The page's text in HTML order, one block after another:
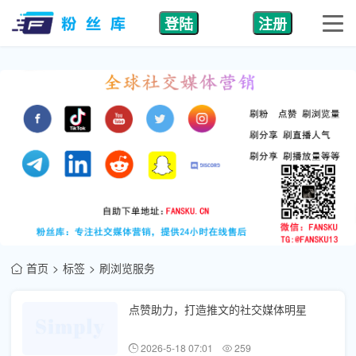
登陆 注册
首页 标签 刷浏览服务
点赞助力，打造推文的社交媒体明星
2026-5-18 07:01 259